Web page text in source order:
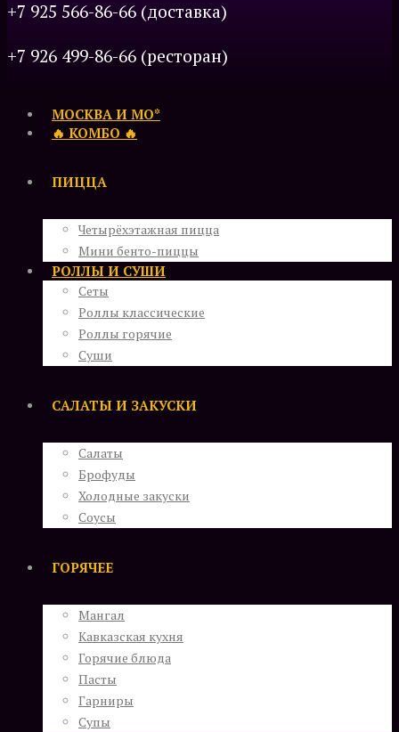
+7 925 566-86-66 (доставка)
+7 926 499-86-66 (ресторан)
МОСКВА И МО*
🔥 КОМБО 🔥
ПИЦЦА
Четырёхэтажная пицца
Мини бенто-пиццы
РОЛЛЫ И СУШИ
Сеты
Роллы классические
Роллы горячие
Суши
САЛАТЫ И ЗАКУСКИ
Салаты
Брофуды
Холодные закуски
Соусы
ГОРЯЧЕЕ
Мангал
Кавказская кухня
Горячие блюда
Пасты
Гарниры
Супы